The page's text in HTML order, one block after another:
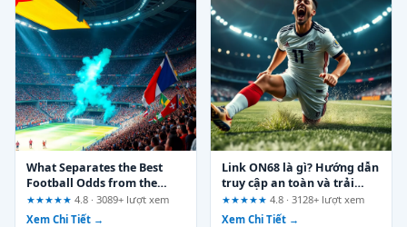
What Separates the Best
Football Odds from the
Rest: A Bankroll Manager’s
Perspective
★★★★★ 4.8 · 3089+ lượt xem
Xem Chi Tiết →
Link ON68 là gì? Hướng dẫn
truy cập an toàn và trải
nghiệm mượt mà
★★★★★ 4.8 · 3128+ lượt xem
Xem Chi Tiết →